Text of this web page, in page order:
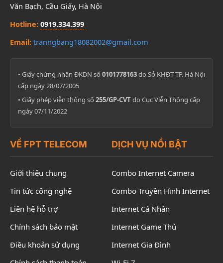
Văn Bạch, Cầu Giấy, Hà Nội
Hotline: 0919.334.399
Email: tranngbang18082002@gmail.com
• Giấy chứng nhận ĐKDN số 0101778163do Sở KHĐT TP. Hà Nội
cấp ngày 28/07/2005
• Giấy phép viễn thông số 255/GP-CVTdo Cục Viễn Thông cấp
ngày 07/11/2022
VỀ FPT TELECOM
Giới thiệu chung
Tin tức công nghệ
Liên hệ hỗ trợ
Chính sách bảo mật
Điều khoản sử dụng
DỊCH VỤ NỔI BẬT
Combo Internet Camera
Combo Truyền Hình Internet
Internet Cá Nhân
Internet Game Thủ
Internet Gia Đình